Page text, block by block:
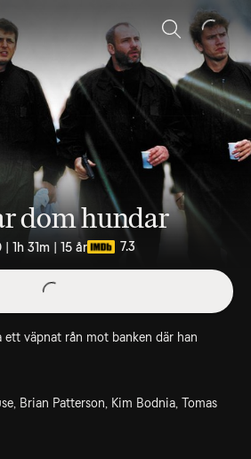
Sök
dom hundar
1h 31m | 15 år 7.3
ett väpnat rån mot banken där han
Brian Patterson, Kim Bodnia, Tomas